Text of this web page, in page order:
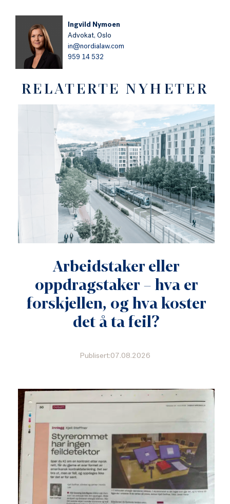
Ingvild Nymoen
Advokat, Oslo
in@nordialaw.com
959 14 532
RELATERTE NYHETER
Arbeidstaker eller
oppdragstaker – hva er
forskjellen, og hva koster
det å ta feil?
Publisert:07.08.2026